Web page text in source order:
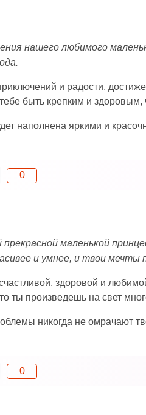
нашего любимого
и радости,
быть крепким и здоровым,
наполнена яркими и
0
прекрасной маленькой
и умнее, и твои мечты
здоровой и
ты произведешь на свет
никогда не омрачают
0